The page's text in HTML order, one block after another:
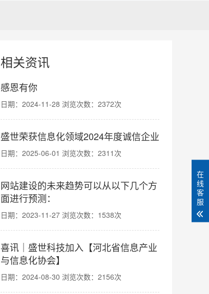
相关资讯
感恩有你
日期：2024-11-28 浏览次数：2372次
盛世荣获信息化领域2024年度诚信企业
日期：2025-06-01 浏览次数：2311次
网站建设的未来趋势可以从以下几个方
面进行预测：
日期：2023-11-27 浏览次数：1538次
喜讯｜盛世科技加入【河北省信息产业
与信息化协会】
日期：2024-08-30 浏览次数：2156次
在
线
客
服